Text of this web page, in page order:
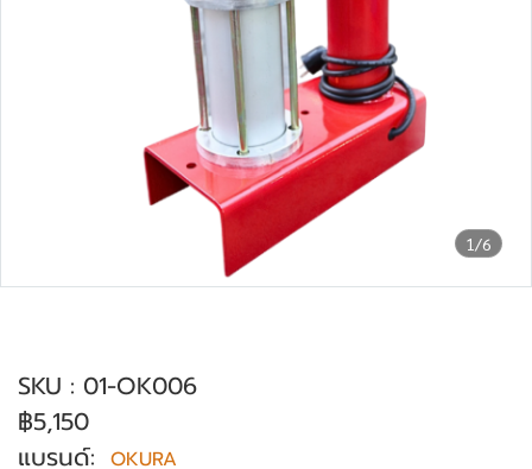
1/6
SKU : 01-OK006
฿5,150
แบรนด์: OKURA